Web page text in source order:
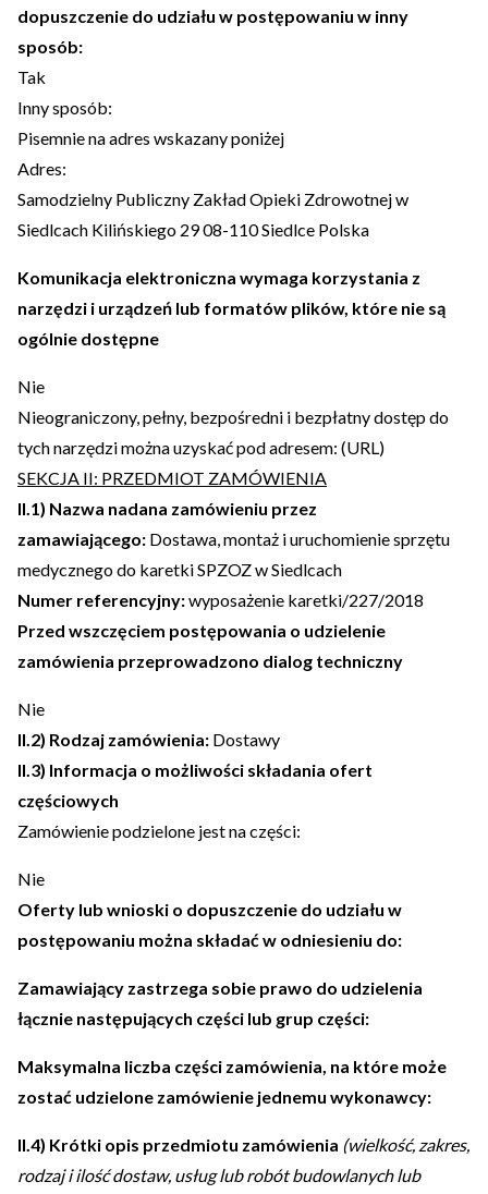
dopuszczenie do udziału w postępowaniu w inny
sposób:
Tak
Inny sposób:
Pisemnie na adres wskazany poniżej
Adres:
Samodzielny Publiczny Zakład Opieki Zdrowotnej w
Siedlcach Kilińskiego 29 08-110 Siedlce Polska
Komunikacja elektroniczna wymaga korzystania z
narzędzi i urządzeń lub formatów plików, które nie są
ogólnie dostępne
Nie
Nieograniczony, pełny, bezpośredni i bezpłatny dostęp do
tych narzędzi można uzyskać pod adresem: (URL)
SEKCJA II: PRZEDMIOT ZAMÓWIENIA
II.1) Nazwa nadana zamówieniu przez
zamawiającego: Dostawa, montaż i uruchomienie sprzętu
medycznego do karetki SPZOZ w Siedlcach
Numer referencyjny:wyposażenie karetki/227/2018
Przed wszczęciem postępowania o udzielenie
zamówienia przeprowadzono dialog techniczny
Nie
II.2) Rodzaj zamówienia: Dostawy
II.3) Informacja o możliwości składania ofert
częściowych
Zamówienie podzielone jest na części:
Nie
Oferty lub wnioski o dopuszczenie do udziału w
postępowaniu można składać w odniesieniu do:
Zamawiający zastrzega sobie prawo do udzielenia
łącznie następujących części lub grup części:
Maksymalna liczba części zamówienia, na które może
zostać udzielone zamówienie jednemu wykonawcy:
II.4) Krótki opis przedmiotu zamówienia (wielkość, zakres,
rodzaj i ilość dostaw, usług lub robót budowlanych lub